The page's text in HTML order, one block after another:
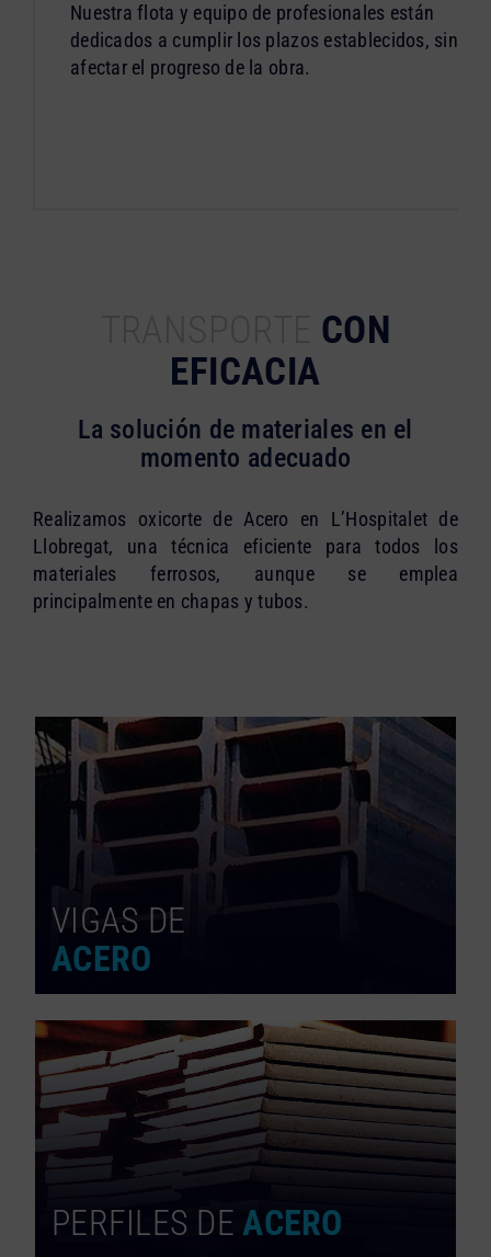
Nuestra flota y equipo de profesionales están
dedicados a cumplir los plazos establecidos, sin
afectar el progreso de la obra.
CON
EFICACIA
La solución de materiales en el
momento adecuado
Realizamos oxicorte de Acero en L’Hospitalet de
Llobregat, una técnica eficiente para todos los
materiales ferrosos, aunque se emplea
principalmente en chapas y tubos.
VIGAS DE
ACERO
PERFILES DEACERO